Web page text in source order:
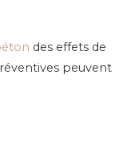
des effets de
peuvent